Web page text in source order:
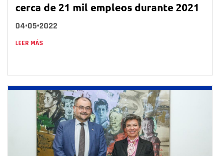
cerca de 21 mil empleos durante 2021
04•05•2022
LEER MÁS